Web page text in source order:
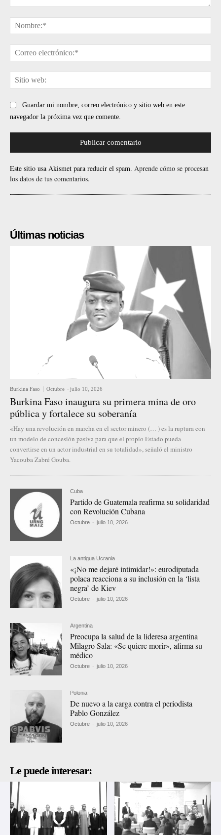
Guardar mi nombre, correo electrónico y sitio web en este
navegador la próxima vez que comente.
Este sitio usa Akismet para reducir el spam. Aprende cómo se procesan
los datos de tus comentarios.
Últimas noticias
Burkina Faso Octubre - julio 10, 2026
Burkina Faso inaugura su primera mina de oro
pública y fortalece su soberanía
«Hay una revolución en marcha en el sector minero (… ) es la ruptura con
un modelo de concesión pasiva para que el propio Estado pueda
convertirse en un actor industrial en su totalidad», señaló el ministro
Yacouba Zabré Gouba.
Cuba
Partido de Guatemala reafirma su solidaridad
con Revolución Cubana
Octubre - julio 10, 2026
La antigua Ucrania
«¡No me dejaré intimidar!»: eurodiputada
polaca reacciona a su inclusión en la ‘lista
negra’ de Kiev
Octubre - julio 10, 2026
Argentina
Preocupa la salud de la lideresa argentina
Milagro Sala: «Se quiere morir», afirma su
médico
Octubre - julio 10, 2026
Polonia
De nuevo a la carga contra el periodista
Pablo González
Octubre - julio 10, 2026
Le puede interesar: